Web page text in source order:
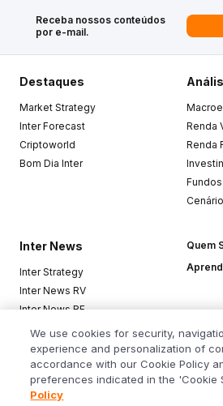
Receba nossos conteúdos
por e-mail.
Destaques
Market Strategy
Inter Forecast
Criptoworld
Bom Dia Inter
Renda
Renda
Fundos
Inter News
Inter Strategy
Inter News RV
Inter News RF
Top Funds
Quem
Baixe o app
We use cookies for security,
experience and personalization of
accordance with our Cookie Policy
preferences indicated in the 'Cookie
Policy